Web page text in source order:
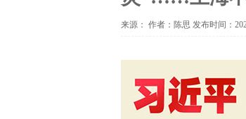
来源： 作者：陈思 发布时间：